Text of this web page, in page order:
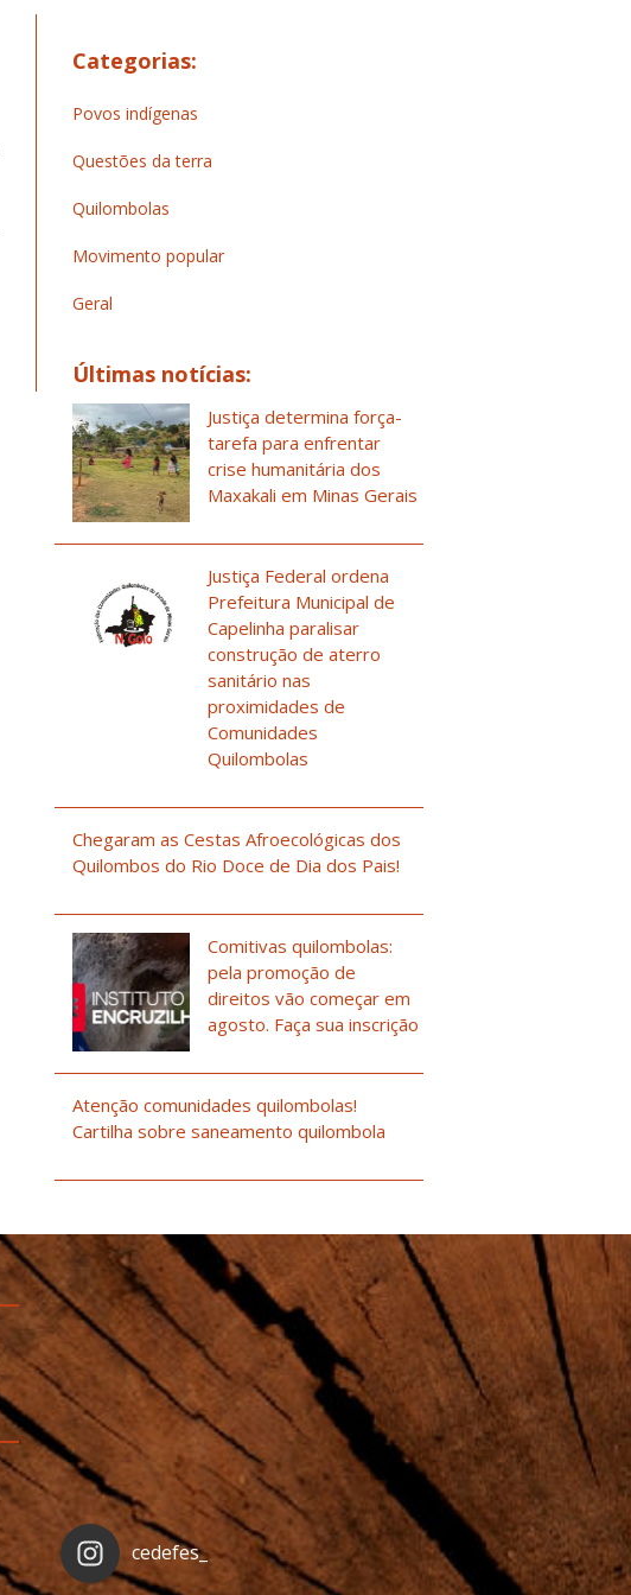
Categorias:
Povos indígenas
Questões da terra
Quilombolas
Movimento popular
Geral
Últimas notícias:
Justiça determina força-
tarefa para enfrentar
crise humanitária dos
Maxakali em Minas Gerais
Justiça Federal ordena
Prefeitura Municipal de
Capelinha paralisar
construção de aterro
sanitário nas
proximidades de
Comunidades
Quilombolas
Chegaram as Cestas Afroecológicas dos
Quilombos do Rio Doce de Dia dos Pais!
Comitivas quilombolas:
pela promoção de
direitos vão começar em
agosto. Faça sua inscrição
Atenção comunidades quilombolas!
Cartilha sobre saneamento quilombola
cedefes_